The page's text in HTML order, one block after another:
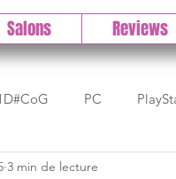
Salons Reviews
PC
indé DLC
3 min de lecture